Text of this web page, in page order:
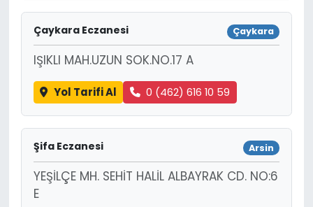
Çaykara Eczanesi Çaykara
IŞIKLI MAH.UZUN SOK.NO.17 A
Yol Tarifi Al 0 (462) 616 10 59
Şifa Eczanesi Arsin
YEŞİLÇE MH. SEHİT HALİL ALBAYRAK CD. NO:6
E